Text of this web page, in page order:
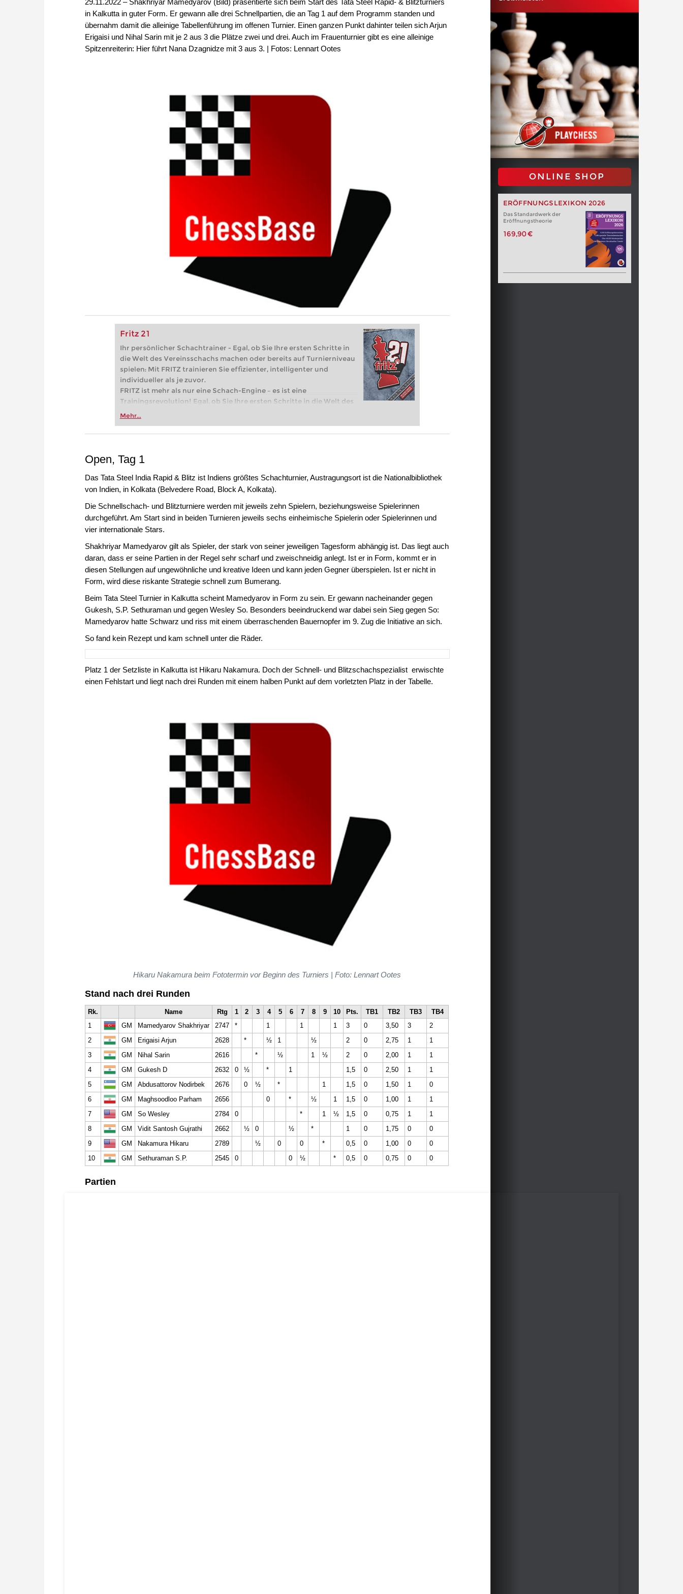
in Kalkutta in guter Form. Er gewann alle drei Schnellpartien, die an Tag 1 auf dem Programm standen und
übernahm damit die alleinige Tabellenführung im offenen Turnier. Einen ganzen Punkt dahinter teilen sich Arjun
Erigaisi und Nihal Sarin mit je 2 aus 3 die Plätze zwei und drei. Auch im Frauenturnier gibt es eine alleinige
Spitzenreiterin: Hier führt Nana Dzagnidze mit 3 aus 3. | Fotos: Lennart Ootes
Fritz 21
Ihr persönlicher Schachtrainer - Egal, ob Sie Ihre ersten Schritte in
die Welt des Vereinsschachs machen oder bereits auf Turnierniveau
spielen: Mit FRITZ trainieren Sie effizienter, intelligenter und
individueller als je zuvor.
FRITZ ist mehr als nur eine Schach-Engine – es ist eine
Trainingsrevolution! Egal, ob Sie Ihre ersten Schritte in die Welt des
Vereinsschachs machen oder bereits auf Turnierniveau spielen: Mit
zuvor.
Mehr...
ONLINE SHOP
ERÖFFNUNGSLEXIKON 2026
Das Standardwerk der
Eröffnungstheorie
169,90 €
Open, Tag 1
Das Tata Steel India Rapid & Blitz ist Indiens größtes Schachturnier, Austragungsort ist die Nationalbibliothek
von Indien, in Kolkata (Belvedere Road, Block A, Kolkata).
Die Schnellschach- und Blitzturniere werden mit jeweils zehn Spielern, beziehungsweise Spielerinnen
durchgeführt. Am Start sind in beiden Turnieren jeweils sechs einheimische Spielerin oder Spielerinnen und
vier internationale Stars.
Shakhriyar Mamedyarov gilt als Spieler, der stark von seiner jeweiligen Tagesform abhängig ist. Das liegt auch
daran, dass er seine Partien in der Regel sehr scharf und zweischneidig anlegt. Ist er in Form, kommt er in
diesen Stellungen auf ungewöhnliche und kreative Ideen und kann jeden Gegner überspielen. Ist er nicht in
Form, wird diese riskante Strategie schnell zum Bumerang.
Beim Tata Steel Turnier in Kalkutta scheint Mamedyarov in Form zu sein. Er gewann nacheinander gegen
Gukesh, S.P. Sethuraman und gegen Wesley So. Besonders beeindruckend war dabei sein Sieg gegen So:
Mamedyarov hatte Schwarz und riss mit einem überraschenden Bauernopfer im 9. Zug die Initiative an sich.
So fand kein Rezept und kam schnell unter die Räder.
Platz 1 der Setzliste in Kalkutta ist Hikaru Nakamura. Doch der Schnell- und Blitzschachspezialist erwischte
einen Fehlstart und liegt nach drei Runden mit einem halben Punkt auf dem vorletzten Platz in der Tabelle.
Hikaru Nakamura beim Fototermin vor Beginn des Turniers | Foto: Lennart Ootes
Stand nach drei Runden
Rk. Name Rtg 1 2 3 4 5 6 7 8 9 10 Pts. TB1 TB2 TB3
TB4
1
GM Mamedyarov Shakhriyar 2747 * 1 1 1 3 0 3,50 3
2
2
GM Erigaisi Arjun 2628 * ½ 1 ½ 2 0 2,75 1
1
3
GM Nihal Sarin 2616 * ½ 1 ½ 2 0 2,00 1
1
4
GM Gukesh D 2632 0 ½ * 1 1,5 0 2,50 1
1
5
GM Abdusattorov Nodirbek 2676 0 ½ * 1 1,5 0 1,50 1
0
6
GM Maghsoodloo Parham 2656 0 * ½ 1 1,5 0 1,00 1
1
7
GM So Wesley 2784 0 * 1 ½ 1,5 0 0,75 1
1
8
GM Vidit Santosh Gujrathi 2662 ½ 0 ½ * 1 0 1,75 0
0
9
GM Nakamura Hikaru 2789 ½ 0 0 * 0,5 0 1,00 0
0
10
GM Sethuraman S.P. 2545 0 0 ½ * 0,5 0 0,75 0 0
Partien